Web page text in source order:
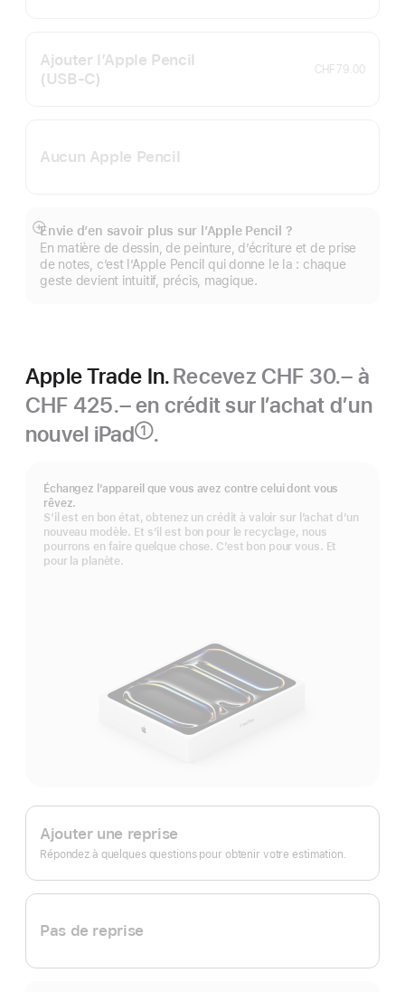
Ajouter l’Apple Pencil
(USB‑C)
CHF 79.00
Aucun Apple Pencil
Envie d’en savoir plus sur l’Apple Pencil ?
En matière de dessin, de peinture, d’écriture et de prise
de notes, c’est l’Apple Pencil qui donne le la : chaque
geste devient intuitif, précis, magique.
Afficher
plus
Apple Trade In.Recevez CHF 30.– à
CHF 425.– en crédit sur l’achat d’un
nouvel iPad
page
①.
Échangez l’appareil que vous avez contre celui dont vous
rêvez.
S’il est en bon état, obtenez un crédit à valoir sur l’achat d’un
nouveau modèle. Et s’il est bon pour le recyclage, nous
pourrons en faire quelque chose. C’est bon pour vous. Et
pour la planète.
Apple
Trade In.
Ajouter une reprise
Répondez à quelques questions pour obtenir votre estimation.
Pas de reprise